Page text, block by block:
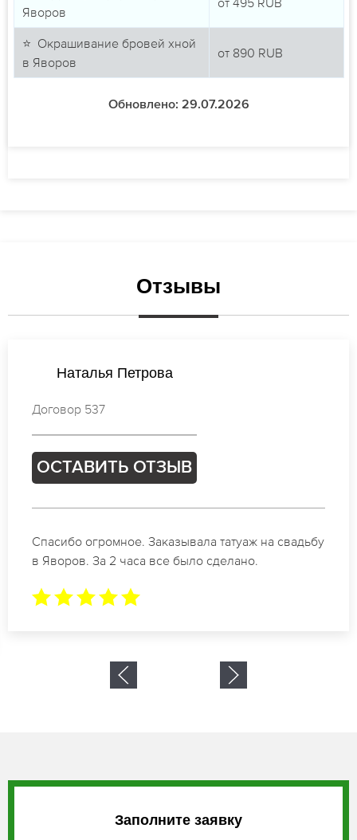
Яворов
⭐ Окрашивание бровей хной
в Яворов
от 890 RUB
Обновлено: 29.07.2026
Отзывы
Наталья Петрова
Договор 537
ОСТАВИТЬ ОТЗЫВ
Спасибо огромное. Заказывала татуаж на свадьбу
в Яворов. За 2 часа все было сделано.
Заполните заявку